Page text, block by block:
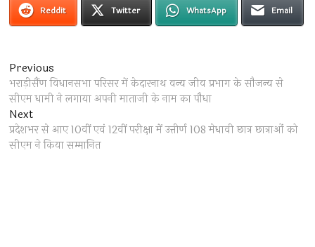
Reddit Twitter WhatsApp Email
Post
navigation
Previous
post:
भराड़ीसैंण विधानसभा परिसर में केदारनाथ वन्य जीव प्रभाग के सौजन्य से
सीएम धामी ने लगाया अपनी माताजी के नाम का पौधा
NextNext
post:
प्रदेशभर से आए 10वीं एवं 12वीं परीक्षा में उत्तीर्ण 108 मेधावी छात्र छात्राओं को
सीएम ने किया सम्मानित